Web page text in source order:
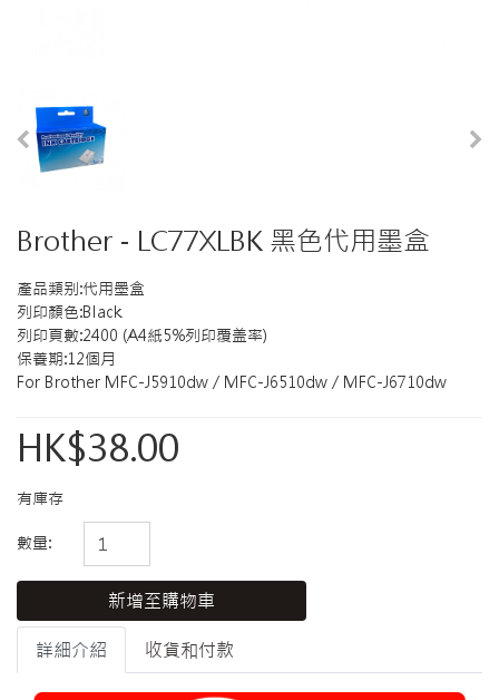
Brother - LC77XLBK 黑色代用墨盒
產品類别:代用墨盒
列印顏色:Black
列印頁數:2400 (A4紙5%列印覆盖率)
保養期:12個月
For Brother MFC-J5910dw / MFC-J6510dw / MFC-J6710dw
HK$38.00
有庫存
數量:
新增至購物車
詳細介紹 收貨和付款